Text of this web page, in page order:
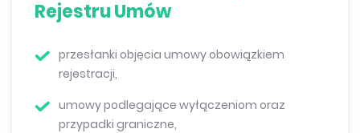
Rejestru Umów
przesłanki objęcia umowy obowiązkiem
rejestracji,
umowy podlegające wyłączeniom oraz
przypadki graniczne,